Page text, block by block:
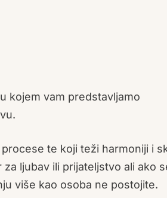
kojem vam predstavljamo
te koji teži harmoniji i
ljubav ili prijateljstvo ali ako
više kao osoba ne postojite.